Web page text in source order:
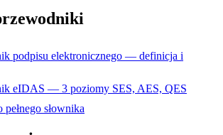
podpisu elektronicznego — definicja i
eIDAS — 3 poziomy SES, AES, QES
słownika